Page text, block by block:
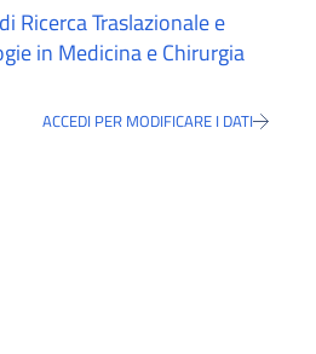
Ricerca Traslazionale e
in Medicina e Chirurgia
ACCEDI PER MODIFICARE I DATI